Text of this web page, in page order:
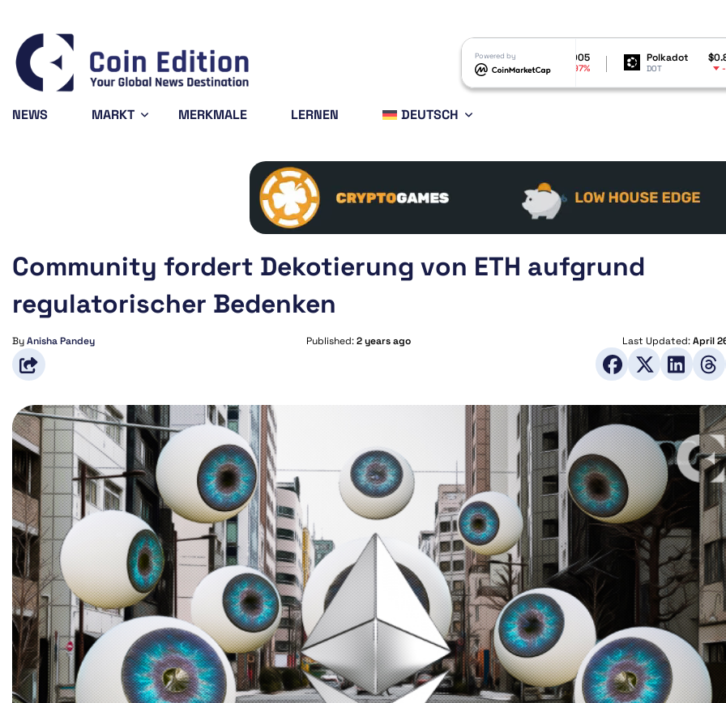
Powered by
6.48%
Solana $72.64
SOL -1.62%
$0.000005
-4.97%
Polkadot $0.816118
DOT -2.98%
NEWS MARKT MERKMALE LERNEN DEUTSCH
Community fordert Dekotierung von ETH aufgrund
regulatorischer Bedenken
ByAnisha Pandey Published:2 years ago Last Updated:April